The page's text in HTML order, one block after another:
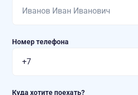
Номер телефона
Куда хотите поехать?